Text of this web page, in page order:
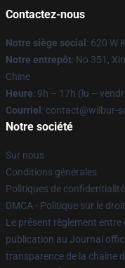
Contactez-nous
Notre siège social : 620 W
Notre entrepôt: No 351,
Chine
Heure: 9h – 17h (lu –
Courriel : contact@wilbur-
Notre société
Sur nous
Conditions générales
Politiques de confidentialité
DMCA - Politique sur le
Le présent règlement
publication au Journal
transparence de la chaîne